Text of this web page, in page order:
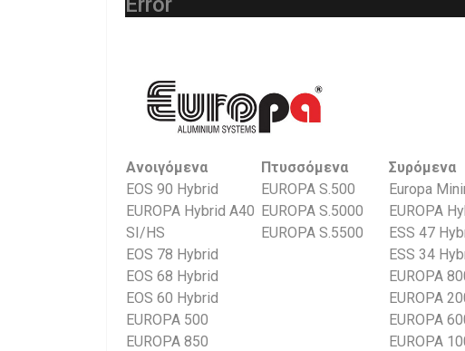
Ανοιγόμενα
EOS 90 Hybrid
EUROPA Hybrid A40
SI/HS
EOS 78 Hybrid
EOS 68 Hybrid
EOS 60 Hybrid
EUROPA 500
EUROPA 850
Πτυσσόμενα
EUROPA S.500
EUROPA S.5000
EUROPA S.5500
Συρόμενα
Europa
EUROPA
ESS 47
ESS 34
EUROPA
EUROPA
EUROPA
EUROPA